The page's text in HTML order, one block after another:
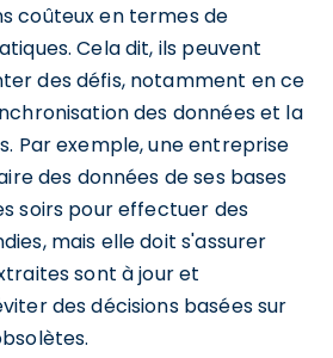
coûteux en termes de
Cela dit, ils peuvent
des défis, notamment en ce
des données et la
Par exemple, une entreprise
des données de ses bases
soirs pour effectuer des
mais elle doit s'assurer
sont à jour et
des décisions basées sur